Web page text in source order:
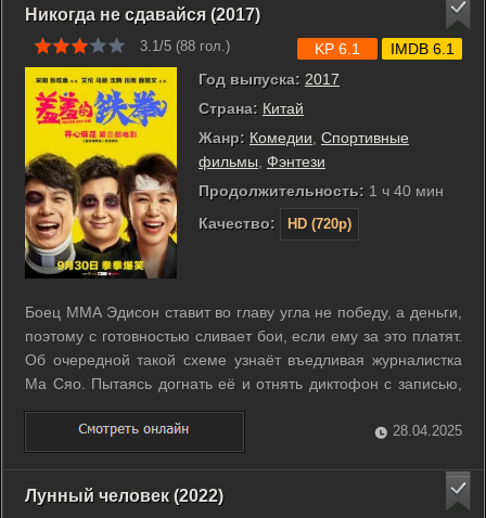
Никогда не сдавайся (2017)
3.1/5 (88 гол.)
Год выпуска: 2017
Страна: Китай
Жанр: Комедии Спортивные
фильмы Фэнтези
Продолжительность: 1 ч 40 мин
Качество:
HD (720p)
KP 6.1 IMDB 6.1
Боец ММА Эдисон ставит во главу угла не победу, а деньги,
поэтому с готовностью сливает бои, если ему за это платят.
Об очередной такой схеме узнаёт въедливая журналистка
Ма Сяо. Пытаясь догнать её и отнять диктофон с записью,
Эдисон случайно падает вместе с ней в бассейн, куда
ударяет молния. В результате этого стечения обстоятельств
герои ...
28.04.2025
Лунный человек (2022)